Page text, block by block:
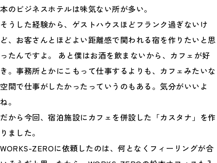
本のビジネスホテルは味気ない所が多い。
そうした経験から、ゲストハウスほどフランク過ぎないけ
ど、お客さんとほどよい距離感で関われる宿を作りたいと思
ったんですよ。 あと僕はお酒を飲まないから、カフェが好
き。事務所とかにこもって仕事するよりも、カフェみたいな
空間で仕事がしたかったっていうのもある。気分がいいよ
ね。
だから今回、宿泊施設にカフェを併設した「カスタナ」を作
りました。
WORKS-ZEROに依頼したのは、何となくフィーリングが合